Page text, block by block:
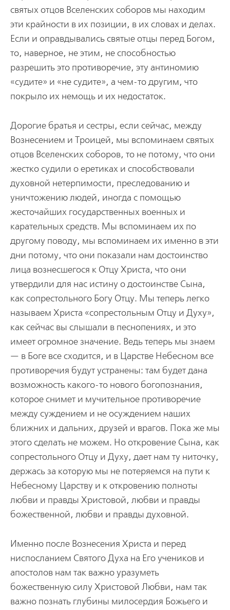
святых отцов Вселенских соборов мы находим
эти крайности в их позиции, в их словах и делах.
Если и оправдывались святые отцы перед Богом,
то, наверное, не этим, не способностью
разрешить это противоречие, эту антиномию
«судите» и «не судите», а чем-то другим, что
покрыло их немощь и их недостаток.
Дорогие братья и сестры, если сейчас, между
Вознесением и Троицей, мы вспоминаем святых
отцов Вселенских соборов, то не потому, что они
жестко судили о еретиках и способствовали
духовной нетерпимости, преследованию и
уничтожению людей, иногда с помощью
жесточайших государственных военных и
карательных средств. Мы вспоминаем их по
другому поводу, мы вспоминаем их именно в эти
дни потому, что они показали нам достоинство
лица вознесшегося к Отцу Христа, что они
утвердили для нас истину о достоинстве Сына,
как сопрестольного Богу Отцу. Мы теперь легко
называем Христа «сопрестольным Отцу и Духу»,
как сейчас вы слышали в песнопениях, и это
имеет огромное значение. Ведь теперь мы знаем
— в Боге все сходится, и в Царстве Небесном все
противоречия будут устранены: там будет дана
возможность какого-то нового богопознания,
которое снимет и мучительное противоречие
между суждением и не осуждением наших
ближних и дальних, друзей и врагов. Пока же мы
этого сделать не можем. Но откровение Сына, как
сопрестольного Отцу и Духу, дает нам ту ниточку,
держась за которую мы не потеряемся на пути к
Небесному Царству и к откровению полноты
любви и правды Христовой, любви и правды
божественной, любви и правды духовной.
Именно после Вознесения Христа и перед
ниспосланием Святого Духа на Его учеников и
апостолов нам так важно уразуметь
божественную силу Христовой Любви, нам так
важно познать глубины милосердия Божьего и